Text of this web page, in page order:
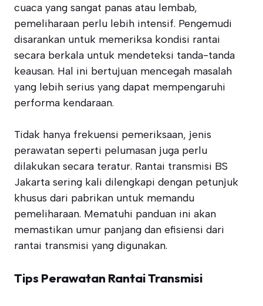
cuaca yang sangat panas atau lembab,
pemeliharaan perlu lebih intensif. Pengemudi
disarankan untuk memeriksa kondisi rantai
secara berkala untuk mendeteksi tanda-tanda
keausan. Hal ini bertujuan mencegah masalah
yang lebih serius yang dapat mempengaruhi
performa kendaraan.
Tidak hanya frekuensi pemeriksaan, jenis
perawatan seperti pelumasan juga perlu
dilakukan secara teratur. Rantai transmisi BS
Jakarta sering kali dilengkapi dengan petunjuk
khusus dari pabrikan untuk memandu
pemeliharaan. Mematuhi panduan ini akan
memastikan umur panjang dan efisiensi dari
rantai transmisi yang digunakan.
Tips Perawatan Rantai Transmisi